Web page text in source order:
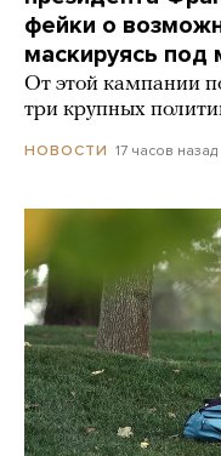
фейки о
маскируясь под
От этой кампании
три крупных
НОВОСТИ 17 часов назад